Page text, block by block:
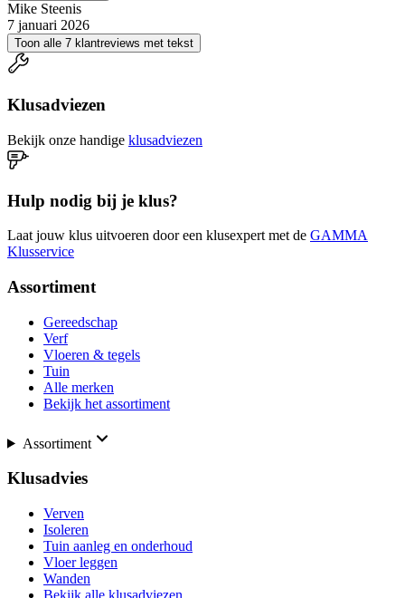
Mike Steenis
7 januari 2026
Toon alle 7 klantreviews met tekst
Klusadviezen
Bekijk onze handige klusadviezen
Hulp nodig bij je klus?
Laat jouw klus uitvoeren door een klusexpert met de GAMMA
Klusservice
Assortiment
Gereedschap
Verf
Vloeren & tegels
Tuin
Alle merken
Bekijk het assortiment
Assortiment
Klusadvies
Verven
Isoleren
Tuin aanleg en onderhoud
Vloer leggen
Wanden